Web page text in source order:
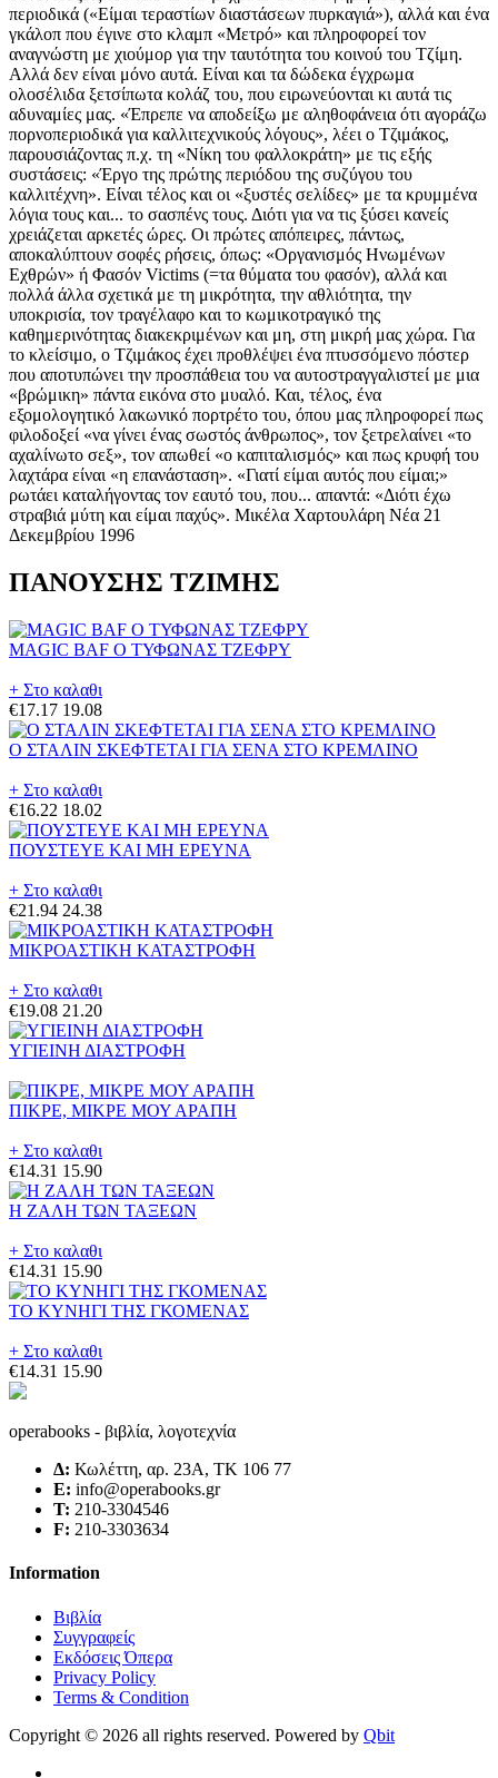
περιοδικά («Είμαι τεραστίων διαστάσεων πυρκαγιά»), αλλά και ένα
γκάλοπ που έγινε στο κλαμπ «Μετρό» και πληροφορεί τον
αναγνώστη με χιούμορ για την ταυτότητα του κοινού του Τζίμη.
Αλλά δεν είναι μόνο αυτά. Είναι και τα δώδεκα έγχρωμα
ολοσέλιδα ξετσίπωτα κολάζ του, που ειρωνεύονται κι αυτά τις
αδυναμίες μας. «Έπρεπε να αποδείξω με αληθοφάνεια ότι αγοράζω
πορνοπεριοδικά για καλλιτεχνικούς λόγους», λέει ο Τζιμάκος,
παρουσιάζοντας π.χ. τη «Νίκη του φαλλοκράτη» με τις εξής
συστάσεις: «Έργο της πρώτης περιόδου της συζύγου του
καλλιτέχνη». Είναι τέλος και οι «ξυστές σελίδες» με τα κρυμμένα
λόγια τους και... το σασπένς τους. Διότι για να τις ξύσει κανείς
χρειάζεται αρκετές ώρες. Οι πρώτες απόπειρες, πάντως,
αποκαλύπτουν σοφές ρήσεις, όπως: «Οργανισμός Ηνωμένων
Εχθρών» ή Φασόν Victims (=τα θύματα του φασόν), αλλά και
πολλά άλλα σχετικά με τη μικρότητα, την αθλιότητα, την
υποκρισία, τον τραγέλαφο και το κωμικοτραγικό της
καθημερινότητας διακεκριμένων και μη, στη μικρή μας χώρα. Για
το κλείσιμο, ο Τζιμάκος έχει προθλέψει ένα πτυσσόμενο πόστερ
που αποτυπώνει την προσπάθεια του να αυτοστραγγαλιστεί με μια
«βρώμικη» πάντα εικόνα στο μυαλό. Και, τέλος, ένα
εξομολογητικό λακωνικό πορτρέτο του, όπου μας πληροφορεί πως
φιλοδοξεί «να γίνει ένας σωστός άνθρωπος», τον ξετρελαίνει «το
αχαλίνωτο σεξ», τον απωθεί «ο καπιταλισμός» και πως κρυφή του
λαχτάρα είναι «η επανάσταση». «Γιατί είμαι αυτός που είμαι;»
ρωτάει καταλήγοντας τον εαυτό του, που... απαντά: «Διότι έχω
στραβιά μύτη και είμαι παχύς». Μικέλα Χαρτουλάρη Νέα 21
Δεκεμβρίου 1996
ΠΑΝΟΥΣΗΣ ΤΖΙΜΗΣ
MAGIC BAF Ο ΤΥΦΩΝΑΣ ΤΖΕΦΡΥ
+ Στο καλαθι
€17.17 19.08
Ο ΣΤΑΛΙΝ ΣΚΕΦΤΕΤΑΙ ΓΙΑ ΣΕΝΑ ΣΤΟ ΚΡΕΜΛΙΝΟ
+ Στο καλαθι
€16.22 18.02
ΠΟΥΣΤΕΥΕ ΚΑΙ ΜΗ ΕΡΕΥΝΑ
+ Στο καλαθι
€21.94 24.38
ΜΙΚΡΟΑΣΤΙΚΗ ΚΑΤΑΣΤΡΟΦΗ
+ Στο καλαθι
€19.08 21.20
ΥΓΙΕΙΝΗ ΔΙΑΣΤΡΟΦΗ
ΠΙΚΡΕ, ΜΙΚΡΕ ΜΟΥ ΑΡΑΠΗ
+ Στο καλαθι
€14.31 15.90
Η ΖΑΛΗ ΤΩΝ ΤΑΞΕΩΝ
+ Στο καλαθι
€14.31 15.90
ΤΟ ΚΥΝΗΓΙ ΤΗΣ ΓΚΟΜΕΝΑΣ
+ Στο καλαθι
€14.31 15.90
operabooks - βιβλία, λογοτεχνία
Δ: Κωλέττη, αρ. 23Α, ΤΚ 106 77
E: info@operabooks.gr
Τ: 210-3304546
F: 210-3303634
Information
Βιβλία
Συγγραφείς
Εκδόσεις Όπερα
Privacy Policy
Terms & Condition
Copyright © 2026 all rights reserved. Powered by Qbit